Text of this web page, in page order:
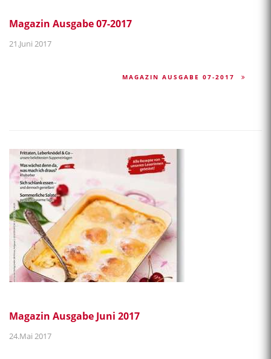
Magazin Ausgabe 07-2017
21.Juni 2017
MAGAZIN AUSGABE 07-2017
Magazin Ausgabe Juni 2017
24.Mai 2017